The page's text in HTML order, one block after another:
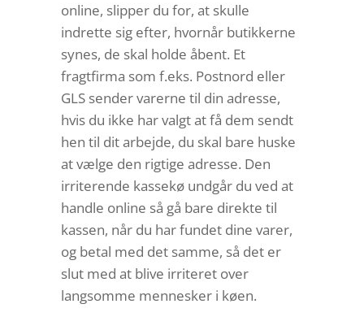
online, slipper du for, at skulle
indrette sig efter, hvornår butikkerne
synes, de skal holde åbent. Et
fragtfirma som f.eks. Postnord eller
GLS sender varerne til din adresse,
hvis du ikke har valgt at få dem sendt
hen til dit arbejde, du skal bare huske
at vælge den rigtige adresse. Den
irriterende kassekø undgår du ved at
handle online så gå bare direkte til
kassen, når du har fundet dine varer,
og betal med det samme, så det er
slut med at blive irriteret over
langsomme mennesker i køen.